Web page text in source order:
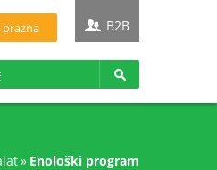
» enološki program
prazna B2B